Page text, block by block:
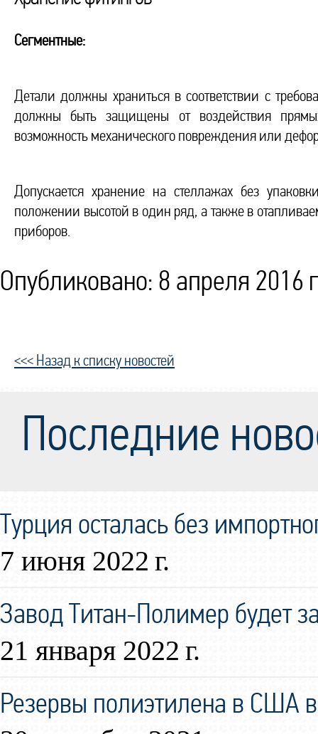
Сегментные:
Детали должны храниться в соответствии с
должны быть защищены от воздействия
возможность механического повреждения или
Допускается хранение на стеллажах без
положении высотой в один ряд, а также в
приборов.
Опубликовано: 8 апреля 2016
<<< Назад к списку новостей
Последние
Турция осталась без
7 июня 2022 г.
Завод Титан-Полимер будет
21 января 2022 г.
Резервы полиэтилена в США